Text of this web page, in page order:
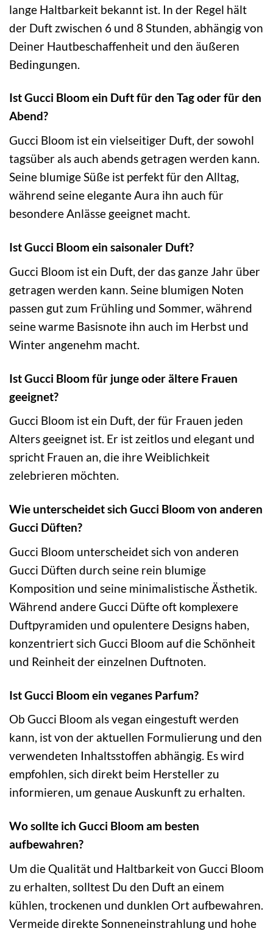
lange Haltbarkeit bekannt ist. In der Regel hält
der Duft zwischen 6 und 8 Stunden, abhängig von
Deiner Hautbeschaffenheit und den äußeren
Bedingungen.
Ist Gucci Bloom ein Duft für den Tag oder für den
Abend?
Gucci Bloom ist ein vielseitiger Duft, der sowohl
tagsüber als auch abends getragen werden kann.
Seine blumige Süße ist perfekt für den Alltag,
während seine elegante Aura ihn auch für
besondere Anlässe geeignet macht.
Ist Gucci Bloom ein saisonaler Duft?
Gucci Bloom ist ein Duft, der das ganze Jahr über
getragen werden kann. Seine blumigen Noten
passen gut zum Frühling und Sommer, während
seine warme Basisnote ihn auch im Herbst und
Winter angenehm macht.
Ist Gucci Bloom für junge oder ältere Frauen
geeignet?
Gucci Bloom ist ein Duft, der für Frauen jeden
Alters geeignet ist. Er ist zeitlos und elegant und
spricht Frauen an, die ihre Weiblichkeit
zelebrieren möchten.
Wie unterscheidet sich Gucci Bloom von anderen
Gucci Düften?
Gucci Bloom unterscheidet sich von anderen
Gucci Düften durch seine rein blumige
Komposition und seine minimalistische Ästhetik.
Während andere Gucci Düfte oft komplexere
Duftpyramiden und opulentere Designs haben,
konzentriert sich Gucci Bloom auf die Schönheit
und Reinheit der einzelnen Duftnoten.
Ist Gucci Bloom ein veganes Parfum?
Ob Gucci Bloom als vegan eingestuft werden
kann, ist von der aktuellen Formulierung und den
verwendeten Inhaltsstoffen abhängig. Es wird
empfohlen, sich direkt beim Hersteller zu
informieren, um genaue Auskunft zu erhalten.
Wo sollte ich Gucci Bloom am besten
aufbewahren?
Um die Qualität und Haltbarkeit von Gucci Bloom
zu erhalten, solltest Du den Duft an einem
kühlen, trockenen und dunklen Ort aufbewahren.
Vermeide direkte Sonneneinstrahlung und hohe